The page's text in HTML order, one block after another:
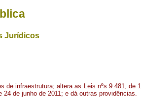
Jurídicos
de infraestrutura; altera as Leis nºs 9.481, de
24 de junho de 2011; e dá outras providências.